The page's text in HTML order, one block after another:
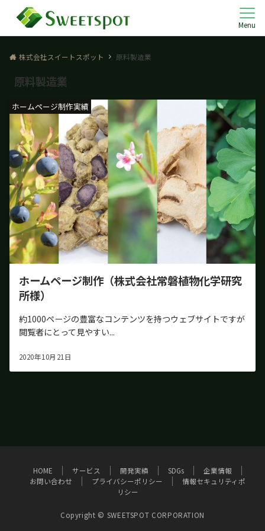
Menu
株式会社スイートスポット 原料製造業
原料製造業
ホームページ制作実績
ホームページ制作（株式会社常磐植物化学研究
所様）
約1000ページの豊富なコンテンツを持つウェブサイトですが
閲覧者にとって見やすい...
2020年10月21日
HOME サービス 開発実績 SDGs
企業情報
お問い合わせ
プライバシーポリシー
情報セキュリティポ
リシー
Copyright © SWEETSPOT CORPORATION